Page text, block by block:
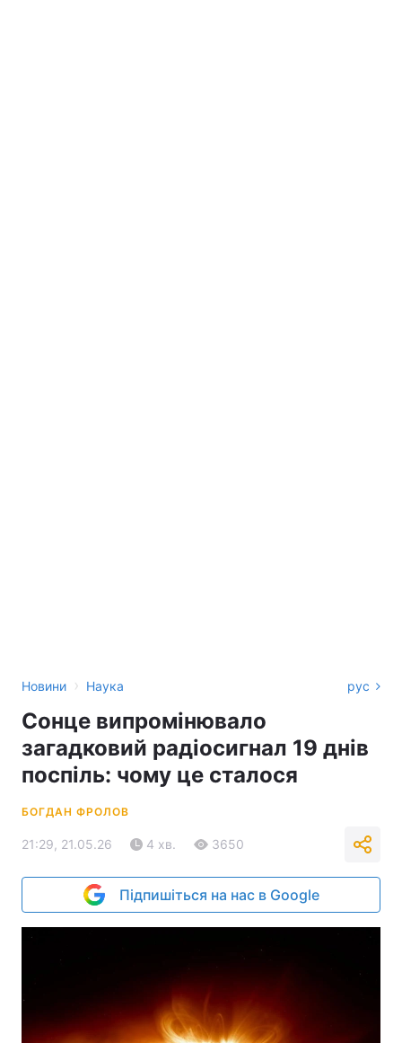
Новини › Наука рус
Сонце випромінювало
загадковий радіосигнал 19 днів
поспіль: чому це сталося
БОГДАН ФРОЛОВ
21:29, 21.05.26 4 хв. 3650
Підпишіться на нас в Google